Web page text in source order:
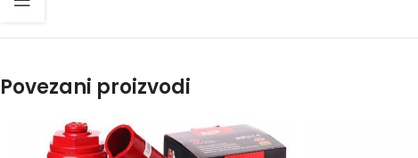
Povezani proizvodi